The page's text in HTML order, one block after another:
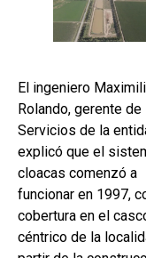
El ingeniero
Rolando, gerente de
Servicios de la
explicó que el
cloacas comenzó a
funcionar en 1997,
cobertura en el
céntrico de la